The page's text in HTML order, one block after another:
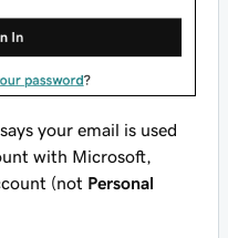
your email is used
with Microsoft,
(not Personal